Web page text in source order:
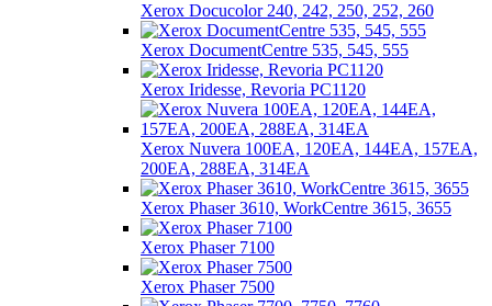
Xerox Docucolor 240, 242, 250, 252, 260
Xerox DocumentCentre 535, 545, 555
Xerox Iridesse, Revoria PC1120
Xerox Nuvera 100EA, 120EA, 144EA, 157EA,
200EA, 288EA, 314EA
Xerox Phaser 3610, WorkCentre 3615, 3655
Xerox Phaser 7100
Xerox Phaser 7500